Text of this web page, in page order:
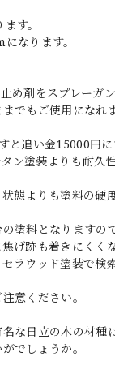
す。
なります。
め剤をスプレーガ
でもご使用になれま
と追い金15000円
ン塗装よりも耐
態よりも塗料の硬
塗料となります
げ跡も着きにくくな
ラウッド塗装で検
意ください。
な日立の木の材種
でしょうか。